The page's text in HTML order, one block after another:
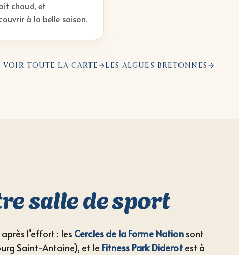
chaud, et
à la belle saison.
VOIR TOUTE LA CARTE LES ALGUES BRETONNES
salle de sport
l’effort : les Cercles de la Forme Nation sont
Saint-Antoine), et le Fitness Park Diderot est à